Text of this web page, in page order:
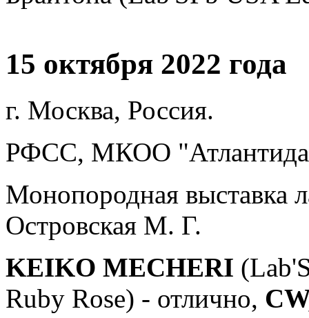
15 октября 2022 года
г. Москва, Россия.
РФСС, МКОО
Монопородная выставка
Островская М. Г.
KEIKO MECHERI
Ruby Rose) - отлично,